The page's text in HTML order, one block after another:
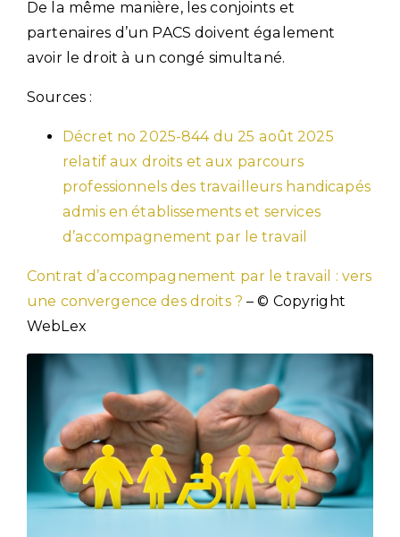
De la même manière, les conjoints et
partenaires d’un PACS doivent également
avoir le droit à un congé simultané.
Sources :
Décret no 2025-844 du 25 août 2025
relatif aux droits et aux parcours
professionnels des travailleurs handicapés
admis en établissements et services
d’accompagnement par le travail
Contrat d’accompagnement par le travail : vers
une convergence des droits ? – © Copyright
WebLex